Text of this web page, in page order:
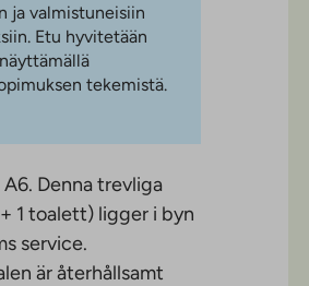
ja valmistuneisiin
Etu hyvitetään
tekemistä.
Denna trevliga
1 toalett) ligger i byn
service.
är återhållsamt